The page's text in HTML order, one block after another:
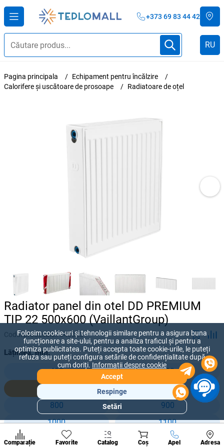
+373 69 83 44 42
RU
Pagina principala
Echipament pentru încălzire
Calorifere și uscătoare de prosoape
Radiatoare de oțel
Radiator panel din otel DD PREMIUM
TIP 22 500x600 (VaillantGroup)
Codul produsului:840023
Lățimea, mm:
400
500
700
800
900
1000
1100
1200
1300
Comparație Favorite Catalog Coș Apel Adresa
A suna
populare
de
Folosim cookie-uri și tehnologii similare pentru a asigura buna
funcționare a site-ului, pentru a analiza traficul și pentru a
optimiza publicitatea. Puteți accepta toate cookie-urile, le puteți
refuza sau puteți configura setările de confidențialitate după
cum doriți. Informații despre cookie
Accept
Respinge
Setări